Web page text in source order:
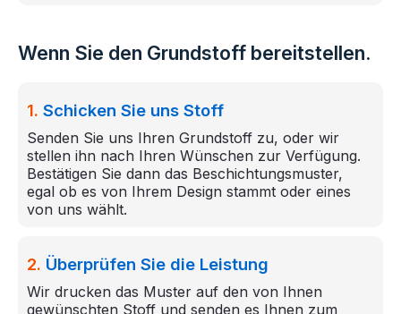
Wenn Sie den Grundstoff bereitstellen.
1. Schicken Sie uns Stoff
Senden Sie uns Ihren Grundstoff zu, oder wir
stellen ihn nach Ihren Wünschen zur Verfügung.
Bestätigen Sie dann das Beschichtungsmuster,
egal ob es von Ihrem Design stammt oder eines
von uns wählt.
2. Überprüfen Sie die Leistung
Wir drucken das Muster auf den von Ihnen
gewünschten Stoff und senden es Ihnen zum